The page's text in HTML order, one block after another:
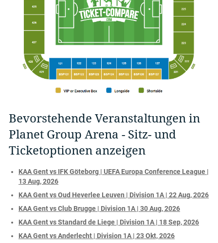
Bevorstehende Veranstaltungen in
Planet Group Arena - Sitz- und
Ticketoptionen anzeigen
KAA Gent vs IFK Göteborg | UEFA Europa Conference League |
13 Aug, 2026
KAA Gent vs Oud Heverlee Leuven | Division 1A | 22 Aug, 2026
KAA Gent vs Club Brugge | Division 1A | 30 Aug, 2026
KAA Gent vs Standard de Liege | Division 1A | 18 Sep, 2026
KAA Gent vs Anderlecht | Division 1A | 23 Okt, 2026